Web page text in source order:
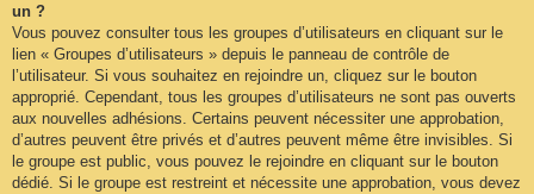
un ?
Vous pouvez consulter tous les groupes d’utilisateurs en cliquant sur le
lien « Groupes d’utilisateurs » depuis le panneau de contrôle de
l’utilisateur. Si vous souhaitez en rejoindre un, cliquez sur le bouton
approprié. Cependant, tous les groupes d’utilisateurs ne sont pas ouverts
aux nouvelles adhésions. Certains peuvent nécessiter une approbation,
d’autres peuvent être privés et d’autres peuvent même être invisibles. Si
le groupe est public, vous pouvez le rejoindre en cliquant sur le bouton
dédié. Si le groupe est restreint et nécessite une approbation, vous devez